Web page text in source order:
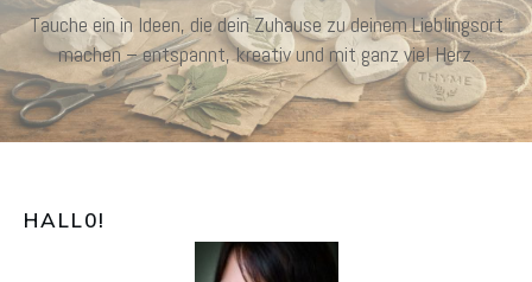
Tauche ein in Ideen, die dein Zuhause zu deinem Lieblingsort
machen – entspannt, kreativ und mit ganz viel Herz.
HALL0!